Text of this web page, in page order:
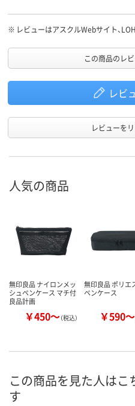
※ レビューはアスクルWebサイト、
この商品のレ
レビ
レビューを
人気の商品
無印良品 ナイロンメッ
シュペンケース マチ付
良品計画
￥450～（税込）
無印良品 ポリエ
ペンケース
￥590～
この商品を見た人は
す